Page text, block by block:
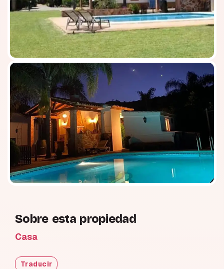
Sobre esta propiedad
Casa
Traducir